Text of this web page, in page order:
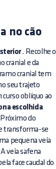
no cão
. Recolhe o
cranial e da
cranial tem
seu trajeto
oblíquo ao
escolhida
Próximo do
transforma-se
pequena veia
veia safena
face caudal do